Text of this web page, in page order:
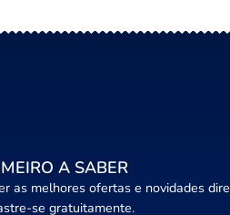
A SABER
as melhores ofertas e novidades
se gratuitamente.